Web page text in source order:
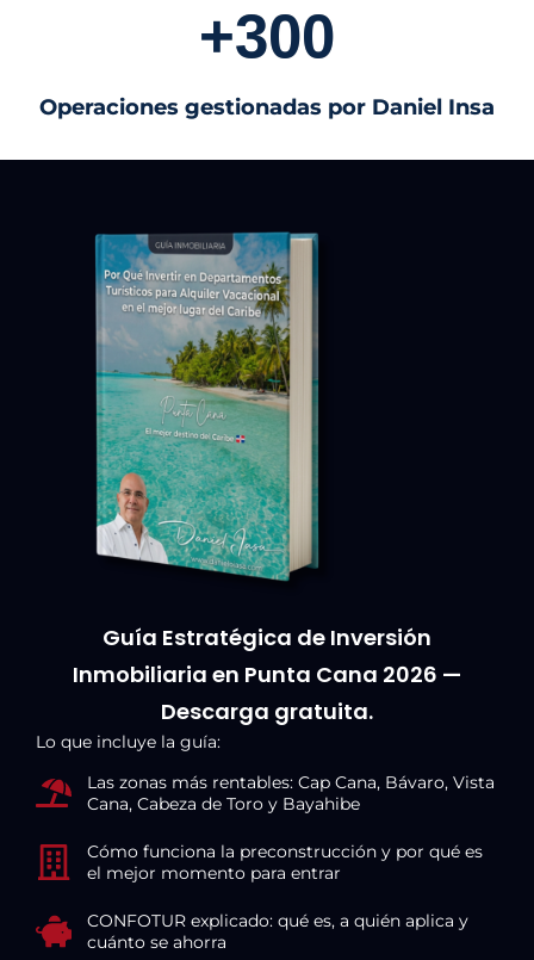
+300
Operaciones gestionadas por Daniel Insa
Guía Estratégica de Inversión
Inmobiliaria en Punta Cana 2026 —
Descarga gratuita.
Lo que incluye la guía:
Las zonas más rentables: Cap Cana, Bávaro, Vista
Cana, Cabeza de Toro y Bayahibe
Cómo funciona la preconstrucción y por qué es
el mejor momento para entrar
CONFOTUR explicado: qué es, a quién aplica y
cuánto se ahorra